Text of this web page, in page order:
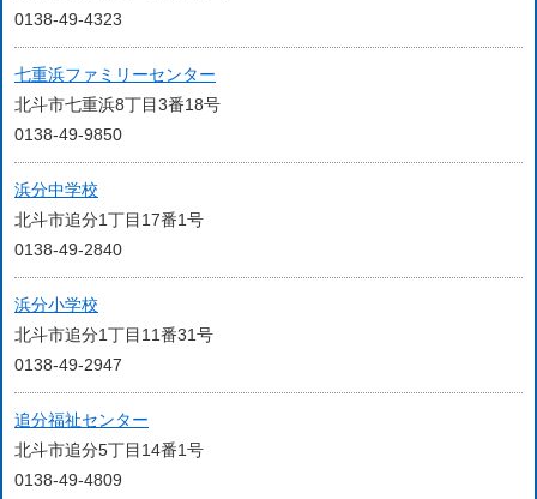
0138-49-4323
七重浜ファミリーセンター
北斗市七重浜8丁目3番18号
0138-49-9850
浜分中学校
北斗市追分1丁目17番1号
0138-49-2840
浜分小学校
北斗市追分1丁目11番31号
0138-49-2947
追分福祉センター
北斗市追分5丁目14番1号
0138-49-4809